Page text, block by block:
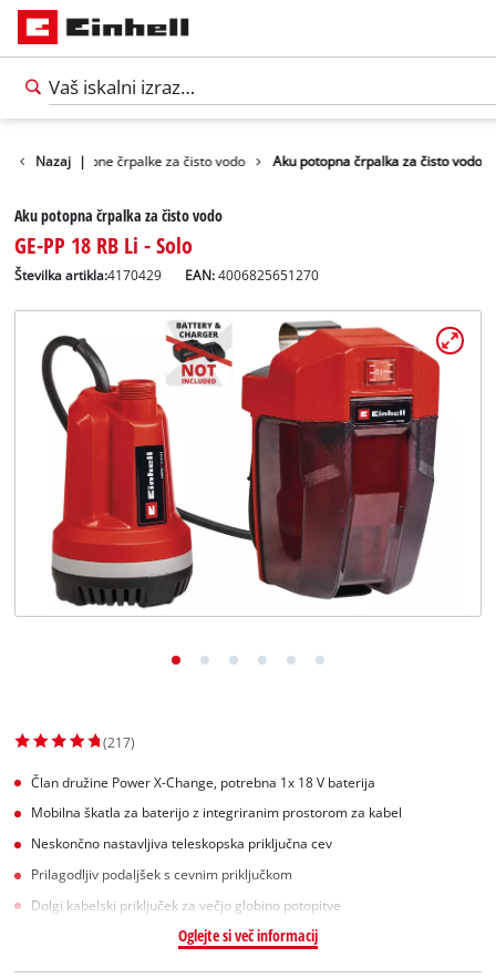
Slovenščina
Slovenščina
English
Nazaj |
Potopne črpalke za čisto vodo Aku potopna črpalka za čisto vodo
Aku potopna črpalka za čisto vodo
GE-PP 18 RB Li - Solo
Številka artikla:4170429 EAN:4006825651270
(217)
Član družine Power X-Change, potrebna 1x 18 V baterija
Mobilna škatla za baterijo z integriranim prostorom za kabel
Neskončno nastavljiva teleskopska priključna cev
Prilagodljiv podaljšek s cevnim priključkom
Dolgi kabelski priključek za večjo globino potopitve
Oglejte si več informacij